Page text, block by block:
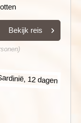
Bekijk reis